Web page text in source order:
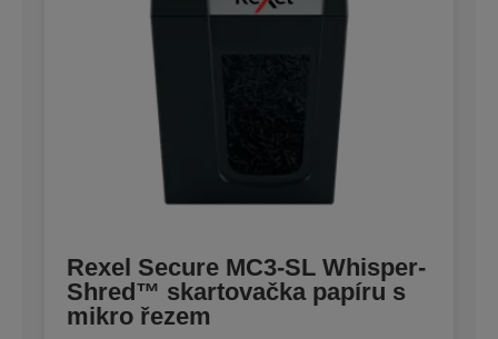
Rexel Secure MC3-SL Whisper-
Shred™ skartovačka papíru s
mikro řezem